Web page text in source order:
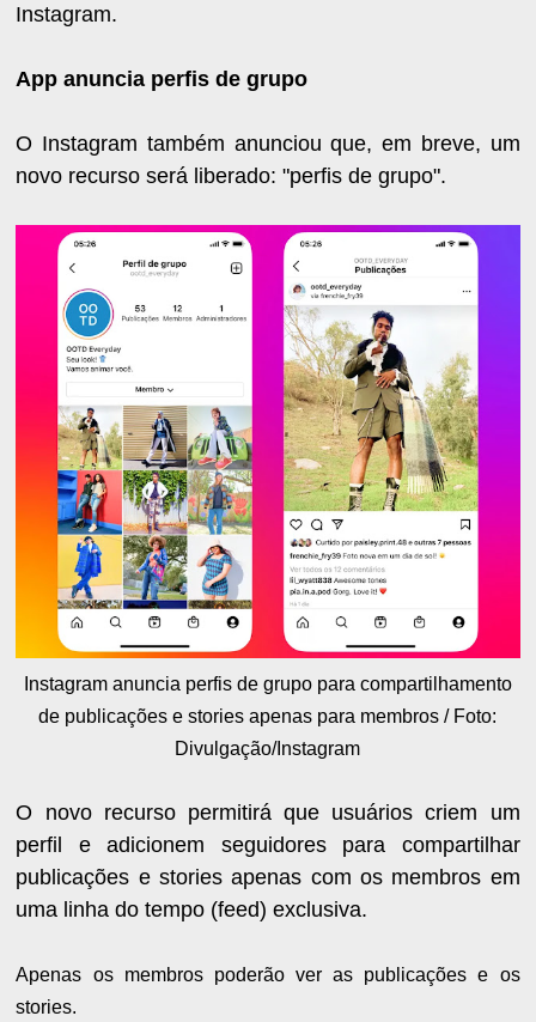
Instagram.
App anuncia perfis de grupo
O Instagram também anunciou que, em breve, um
novo recurso será liberado: "perfis de grupo".
Instagram anuncia perfis de grupo para compartilhamento
de publicações e stories apenas para membros / Foto:
Divulgação/Instagram
O novo recurso permitirá que usuários criem um
perfil e adicionem seguidores para compartilhar
publicações e stories apenas com os membros em
uma linha do tempo (feed) exclusiva.
Apenas os membros poderão ver as publicações e os
stories.